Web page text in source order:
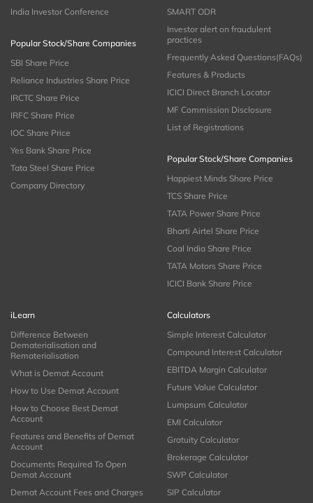
India Investor Conference
Popular Stock/Share Companies
SBI Share Price
Reliance Industries Share Price
IRCTC Share Price
IRFC Share Price
IOC Share Price
Yes Bank Share Price
Tata Steel Share Price
Company Directory
SMART ODR
Investor alert on fraudulent
practices
Frequently Asked Questions(FAQs)
Features & Products
ICICI Direct Branch Locator
MF Commission Disclosure
List of Registrations
Popular Stock/Share Companies
Happiest Minds Share Price
TCS Share Price
TATA Power Share Price
Bharti Airtel Share Price
Coal India Share Price
TATA Motors Share Price
ICICI Bank Share Price
iLearn
Difference Between
Dematerialisation and
Rematerialisation
What is Demat Account
How to Use Demat Account
How to Choose Best Demat
Account
Features and Benefits of Demat
Account
Documents Required To Open
Demat Account
Demat Account Fees and Charges
Calculators
Simple Interest Calculator
Compound Interest Calculator
EBITDA Margin Calculator
Future Value Calculator
Lumpsum Calculator
EMI Calculator
Gratuity Calculator
Brokerage Calculator
SWP Calculator
SIP Calculator